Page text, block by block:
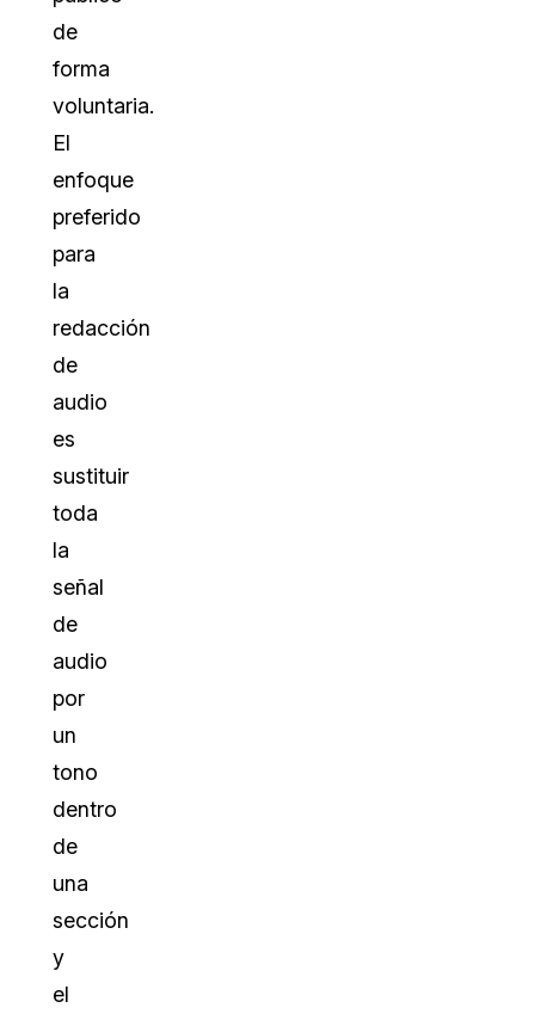
de
forma
voluntaria.
El
enfoque
preferido
para
la
redacción
de
audio
es
sustituir
toda
la
señal
de
audio
por
un
tono
dentro
de
una
sección
y
el